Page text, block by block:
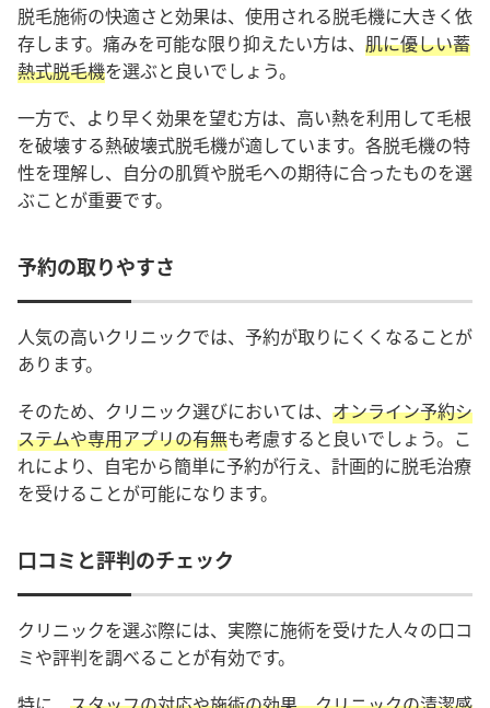
脱毛施術の快適さと効果は、使用される脱毛機に大きく依
存します。痛みを可能な限り抑えたい方は、 肌に優しい蓄
熱式脱毛機を選ぶと良いでしょう。
一方で、より早く効果を望む方は、高い熱を利用して毛根
を破壊する熱破壊式脱毛機が適しています。各脱毛機の特
性を理解し、自分の肌質や脱毛への期待に合ったものを選
ぶことが重要です。
予約の取りやすさ
人気の高いクリニックでは、予約が取りにくくなることが
あります。
そのため、クリニック選びにおいては、 オンライン予約シ
ステムや専用アプリの有無も考慮すると良いでしょう。こ
れにより、自宅から簡単に予約が行え、計画的に脱毛治療
を受けることが可能になります。
口コミと評判のチェック
クリニックを選ぶ際には、実際に施術を受けた人々の口コ
ミや評判を調べることが有効です。